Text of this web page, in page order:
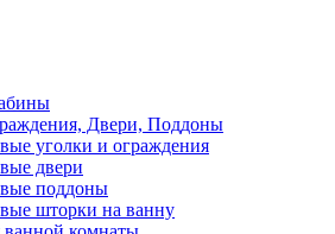
Двери, Поддоны
уголки и ограждения
двери
поддоны
шторки на ванну